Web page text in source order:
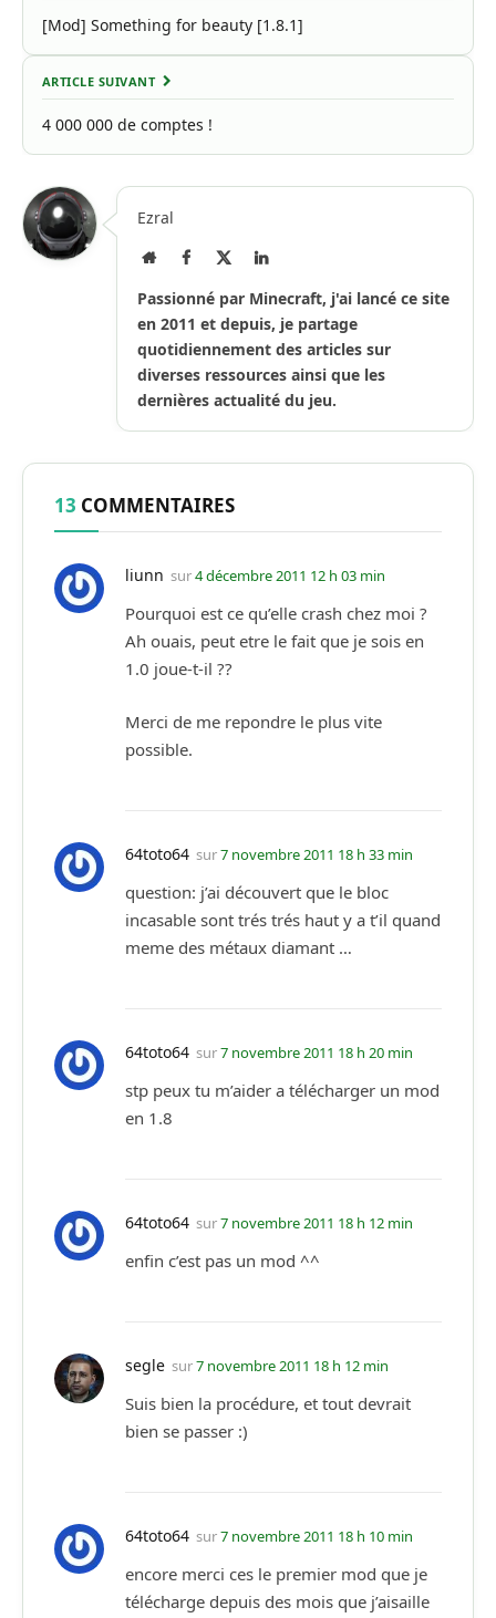
[Mod] Something for beauty [1.8.1]
ARTICLE SUIVANT
4 000 000 de comptes !
Ezral
Site
Facebook LinkedIn
Passionné par Minecraft, j'ai lancé ce site
en 2011 et depuis, je partage
quotidiennement des articles sur
diverses ressources ainsi que les
dernières actualité du jeu.
13 COMMENTAIRES
liunn sur4 décembre 2011 12 h 03 min
Pourquoi est ce qu’elle crash chez moi ?
Ah ouais, peut etre le fait que je sois en
1.0 joue-t-il ??
Merci de me repondre le plus vite
possible.
64toto64 sur7 novembre 2011 18 h 33 min
question: j’ai découvert que le bloc
incasable sont trés trés haut y a t’il quand
meme des métaux diamant …
64toto64 sur7 novembre 2011 18 h 20 min
stp peux tu m’aider a télécharger un mod
en 1.8
64toto64 sur7 novembre 2011 18 h 12 min
enfin c’est pas un mod ^^
segle sur7 novembre 2011 18 h 12 min
Suis bien la procédure, et tout devrait
bien se passer :)
64toto64 sur7 novembre 2011 18 h 10 min
encore merci ces le premier mod que je
télécharge depuis des mois que j’aisaille